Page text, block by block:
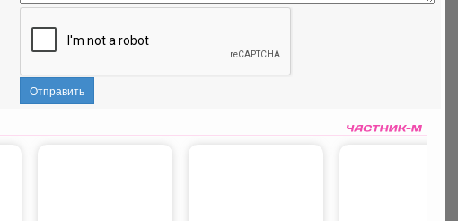
Отправить